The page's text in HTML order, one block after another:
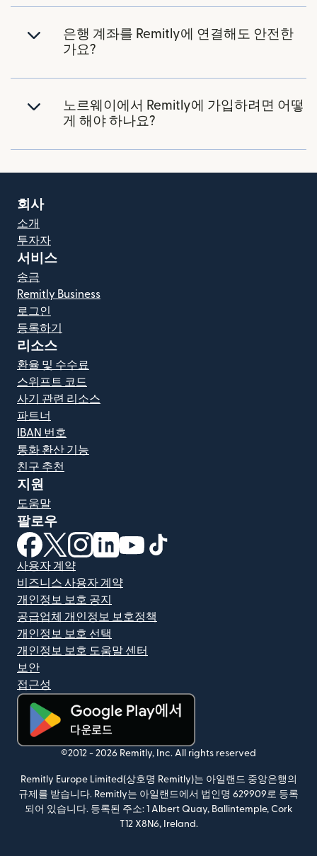
은행 계좌를 Remitly에 연결해도 안전한
가요?
노르웨이에서 Remitly에 가입하려면 어떻
게 해야 하나요?
회사
소개
투자자
서비스
송금
Remitly Business
로그인
등록하기
리소스
환율 및 수수료
스위프트 코드
사기 관련 리소스
파트너
IBAN 번호
통화 환산 기능
친구 추천
지원
도움말
팔로우
(새 창에서 열림)
(새 창에서 열림)
(새 창에서 열림)
(새 창에서 열림)
(새 창에서 열림)
사용자 계약
비즈니스 사용자 계약
개인정보 보호 공지
공급업체 개인정보 보호정책
개인정보 보호 선택
개인정보 보호 도움말 센터
보안
접근성
(새 창에서 열림)
©2012 - 2026 Remitly, Inc. All rights reserved
Remitly Europe Limited(상호명 Remitly)는 아일랜드 중앙은행의
규제를 받습니다. Remitly는 아일랜드에서 법인명 629909로 등록
되어 있습니다. 등록된 주소: 1 Albert Quay, Ballintemple, Cork
T12 X8N6, Ireland.